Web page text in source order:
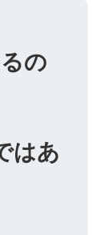
の
はあ